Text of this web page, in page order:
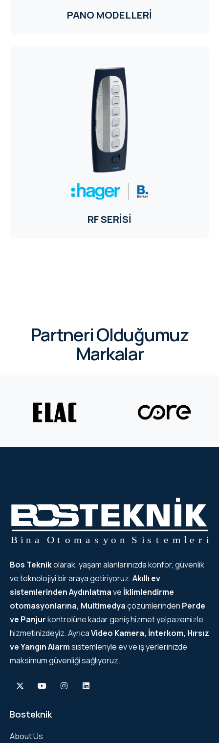
PANO MODELLERİ
RF SERİSİ
Partneri Olduğumuz
Markalar
Bos Teknikolarak, yaşam alanlarınızda konfor, güvenlik
ve teknolojiyi bir araya getiriyoruz.Akıllı ev
sistemlerindenAydınlatmave İklimlendirme
otomasyonlarına, Multimedyaçözümlerinden Perde
ve Panjurkontrolüne kadar geniş hizmet yelpazemizle
hizmetinizdeyiz. AyrıcaVideo Kamera, İnterkom, Hırsız
ve Yangın Alarmsistemleriyle ev ve iş yerlerinizde
maksimum güvenliği sağlıyoruz.
Bosteknik
About Us